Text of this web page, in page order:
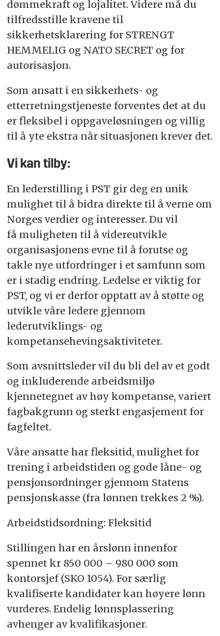
dømmekraft og lojalitet. Videre må du
tilfredsstille kravene til
sikkerhetsklarering for STRENGT
HEMMELIG og NATO SECRET og for
autorisasjon.
Som ansatt i en sikkerhets- og
etterretningstjeneste forventes det at du
er fleksibel i oppgaveløsningen og villig
til å yte ekstra når situasjonen krever det.
Vi kan tilby:
En lederstilling i PST gir deg en unik
mulighet til å bidra direkte til å verne om
Norges verdier og interesser. Du vil
få muligheten til å videreutvikle
organisasjonens evne til å forutse og
takle nye utfordringer i et samfunn som
er i stadig endring. Ledelse er viktig for
PST, og vi er derfor opptatt av å støtte og
utvikle våre ledere gjennom
lederutviklings- og
kompetansehevingsaktiviteter.
Som avsnittsleder vil du bli del av et godt
og inkluderende arbeidsmiljø
kjennetegnet av høy kompetanse, variert
fagbakgrunn og sterkt engasjement for
fagfeltet.
Våre ansatte har fleksitid, mulighet for
trening i arbeidstiden og gode låne- og
pensjonsordninger gjennom Statens
pensjonskasse (fra lønnen trekkes 2 %).
Arbeidstidsordning: Fleksitid
Stillingen har en årslønn innenfor
spennet kr 850 000 – 980 000 som
kontorsjef (SKO 1054). For særlig
kvalifiserte kandidater kan høyere lønn
vurderes. Endelig lønnsplassering
avhenger av kvalifikasjoner.